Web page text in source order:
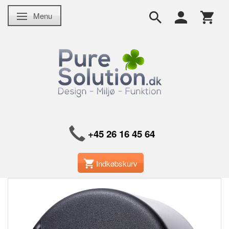
Skifte navigation
Menu
+45 26 16 45 64
Indkøbskurv